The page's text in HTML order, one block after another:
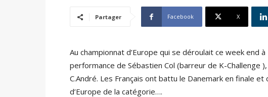
Partager Facebook X
Au championnat d’Europe qui se déroulait ce week end
performance de Sébastien Col (barreur de K-Challenge
C.André. Les Français ont battu le Danemark en finale
d’Europe de la catégorie….